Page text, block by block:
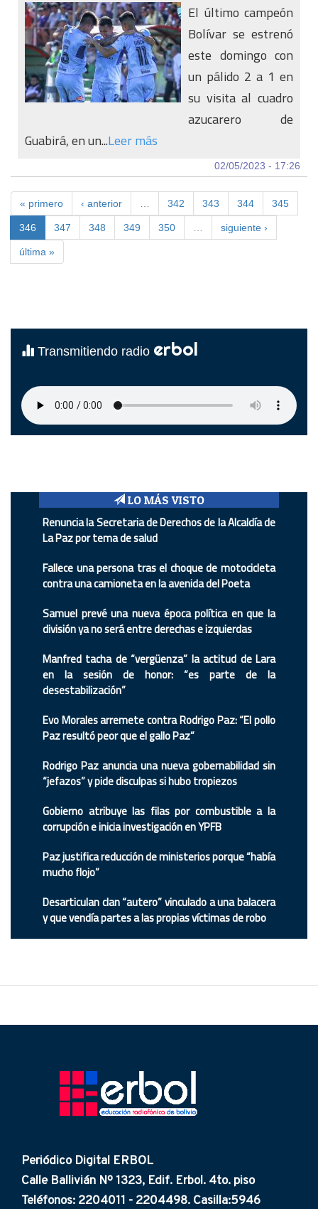
El último campeón
Bolívar se estrenó
este domingo con
un pálido 2 a 1 en
su visita al cuadro
azucarero de
Guabirá, en un...Leer más
02/05/2023 - 17:26
« primero ‹ anterior 342 343 344 345
346 347 348 349 350 siguiente ›
última »
Transmitiendo radio erbol
LO MÁS VISTO
Renuncia la Secretaria de Derechos de la Alcaldía de
La Paz por tema de salud
Fallece una persona tras el choque de motocicleta
contra una camioneta en la avenida del Poeta
Samuel prevé una nueva época política en que la
división ya no será entre derechas e izquierdas
Manfred tacha de “vergüenza” la actitud de Lara
en la sesión de honor: “es parte de la
desestabilización”
Evo Morales arremete contra Rodrigo Paz: “El pollo
Paz resultó peor que el gallo Paz”
Rodrigo Paz anuncia una nueva gobernabilidad sin
“jefazos” y pide disculpas si hubo tropiezos
Gobierno atribuye las filas por combustible a la
corrupción e inicia investigación en YPFB
Paz justifica reducción de ministerios porque “había
mucho flojo”
Desarticulan clan “autero” vinculado a una balacera
y que vendía partes a las propias víctimas de robo
Periódico Digital ERBOL
Calle Ballivián Nº 1323, Edif. Erbol. 4to. piso
Teléfonos: 2204011 - 2204498. Casilla:5946